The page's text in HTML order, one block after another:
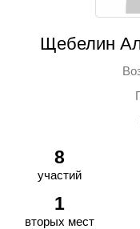
Щебелин
8
участий
1
вторых мест